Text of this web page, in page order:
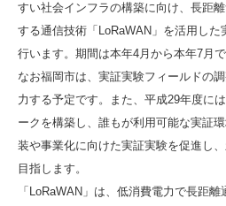
すい社会インフラの構築に向け、長距
する通信技術「LoRaWAN」を活用し
行います。期間は本年4月から本年7月で
なお福岡市は、実証実験フィールドの
力する予定です。また、平成29年度に
ークを構築し、誰もが利用可能な実証
装や事業化に向けた実証実験を促進し
目指します。
「LoRaWAN」は、低消費電力で長距